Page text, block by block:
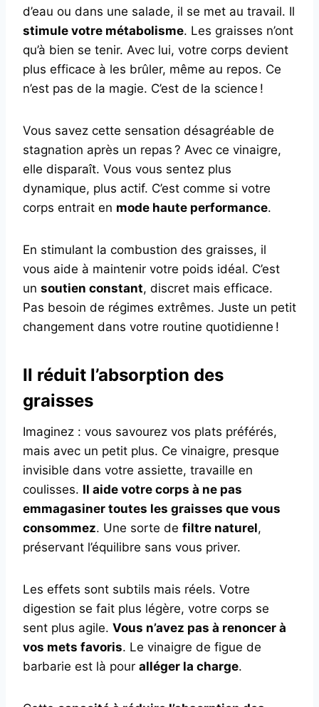
d’eau ou dans une salade, il se met au travail. Il
stimule votre métabolisme. Les graisses n’ont
qu’à bien se tenir. Avec lui, votre corps devient
plus efficace à les brûler, même au repos. Ce
n’est pas de la magie. C’est de la science !
Vous savez cette sensation désagréable de
stagnation après un repas ? Avec ce vinaigre,
elle disparaît. Vous vous sentez plus
dynamique, plus actif. C’est comme si votre
corps entrait en mode haute performance.
En stimulant la combustion des graisses, il
vous aide à maintenir votre poids idéal. C’est
un soutien constant, discret mais efficace.
Pas besoin de régimes extrêmes. Juste un petit
changement dans votre routine quotidienne !
Il réduit l’absorption des
graisses
Imaginez : vous savourez vos plats préférés,
mais avec un petit plus. Ce vinaigre, presque
invisible dans votre assiette, travaille en
coulisses. Il aide votre corps à ne pas
emmagasiner toutes les graisses que vous
consommez. Une sorte de filtre naturel,
préservant l’équilibre sans vous priver.
Les effets sont subtils mais réels. Votre
digestion se fait plus légère, votre corps se
sent plus agile. Vous n’avez pas à renoncer à
vos mets favoris. Le vinaigre de figue de
barbarie est là pour alléger la charge.